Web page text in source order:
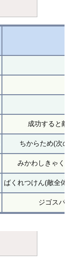
成功すると
ちからため(次
みかわしきゃ
ばくれつけん(敵全
ジゴス